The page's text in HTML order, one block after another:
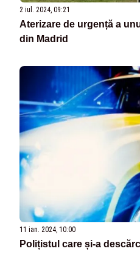
2 iul. 2024, 09:21
Aterizare de urgență a
din Madrid
11 ian. 2024, 10:00
Polițistul care și-a